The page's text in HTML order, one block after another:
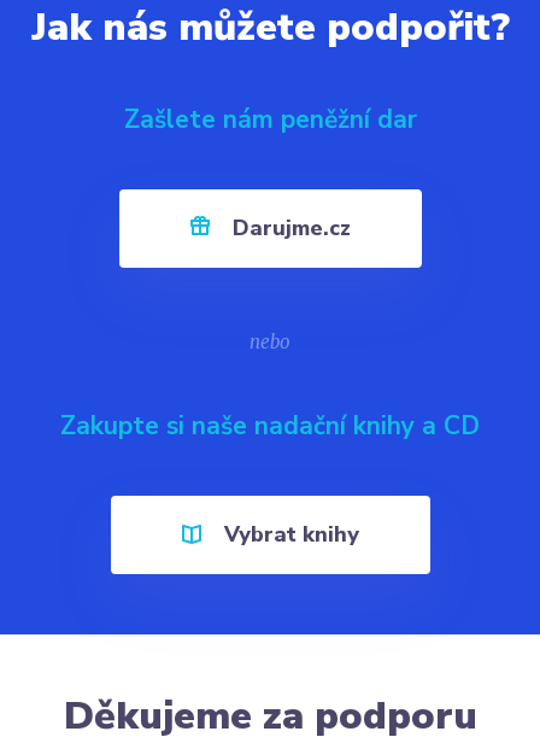
Jak nás můžete podpořit?
Zašlete nám peněžní dar
Darujme.cz
nebo
Zakupte si naše nadační knihy a CD
Vybrat knihy
Děkujeme za podporu